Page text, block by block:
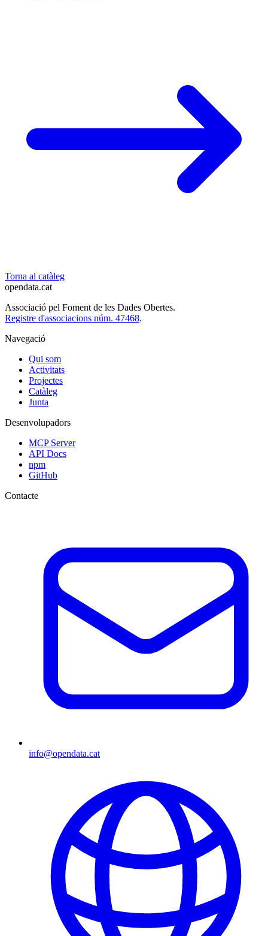
Torna al catàleg
opendata.cat
Associació pel Foment de les Dades Obertes.
Registre d'associacions núm. 47468.
Navegació
Qui som
Activitats
Projectes
Catàleg
Junta
Desenvolupadors
MCP Server
API Docs
npm
GitHub
Contacte
info@opendata.cat